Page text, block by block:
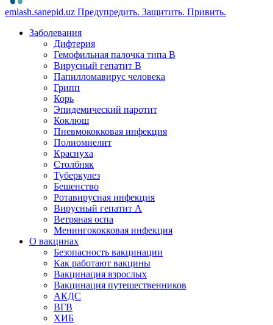
emlash.sanepid.uz Предупредить. Защитить. Привить.
Заболевания
Дифтерия
Гемофильная палочка типа B
Вирусный гепатит В
Папилломавирус человека
Грипп
Корь
Эпидемический паротит
Коклюш
Пневмококковая инфекция
Полиомиелит
Краснуха
Столбняк
Туберкулез
Бешенство
Ротавирусная инфекция
Вирусный гепатит А
Ветряная оспа
Менингококковая инфекция
О вакцинах
Безопасность вакцинации
Как работают вакцины
Вакцинация взрослых
Вакцинация путешественников
АКДС
ВГВ
ХИБ